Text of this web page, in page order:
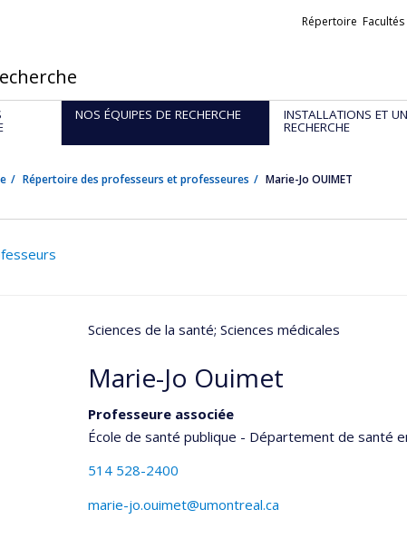
Liens
Répertoire Facultés
NOS ÉQUIPES DE RECHERCHE INSTALLATIONS ET
RECHERCHE
Répertoire des professeurs et professeures Marie-Jo OUIMET
Sciences de la santé; Sciences médicales
Marie-Jo Ouimet
Professeure associée
École de santé publique - Département de santé
514 528-2400
marie-jo.ouimet@umontreal.ca